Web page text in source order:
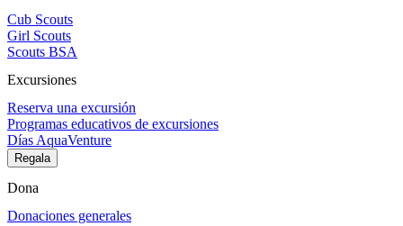
Cub Scouts
Girl Scouts
Scouts BSA
Excursiones
Reserva una excursión
Programas educativos de excursiones
Días AquaVenture
Regala
Dona
Donaciones generales